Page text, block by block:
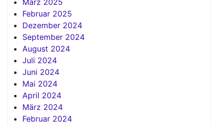
März 2025
Februar 2025
Dezember 2024
September 2024
August 2024
Juli 2024
Juni 2024
Mai 2024
April 2024
März 2024
Februar 2024